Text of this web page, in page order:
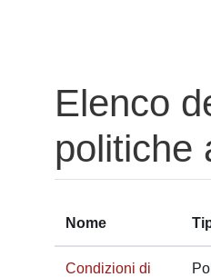
Elenco
politiche
Nome
Condizioni di